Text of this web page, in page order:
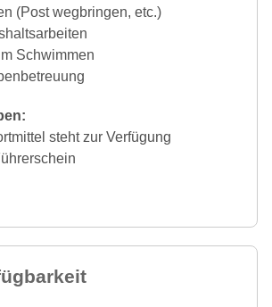
(Post wegbringen, etc.)
Schwimmen
steht zur Verfügung